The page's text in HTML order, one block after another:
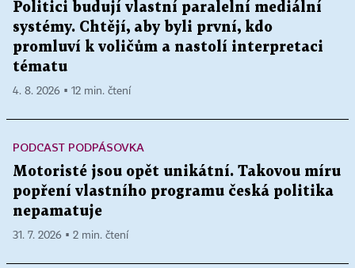
Politici budují vlastní paralelní mediální
systémy. Chtějí, aby byli první, kdo
promluví k voličům a nastolí interpretaci
tématu
4. 8. 2026 ▪ 12 min. čtení
PODCAST PODPÁSOVKA
Motoristé jsou opět unikátní. Takovou míru
popření vlastního programu česká politika
nepamatuje
31. 7. 2026 ▪ 2 min. čtení